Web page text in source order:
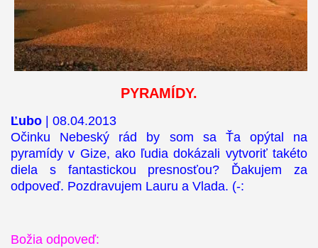
PYRAMÍDY.
Ľubo
| 08.04.2013
Očinku Nebeský rád by som sa Ťa opýtal na
pyramídy v Gize, ako ľudia dokázali vytvoriť takéto
diela s fantastickou presnosťou? Ďakujem za
odpoveď. Pozdravujem Lauru a Vlada. (-:
Božia odpoveď: